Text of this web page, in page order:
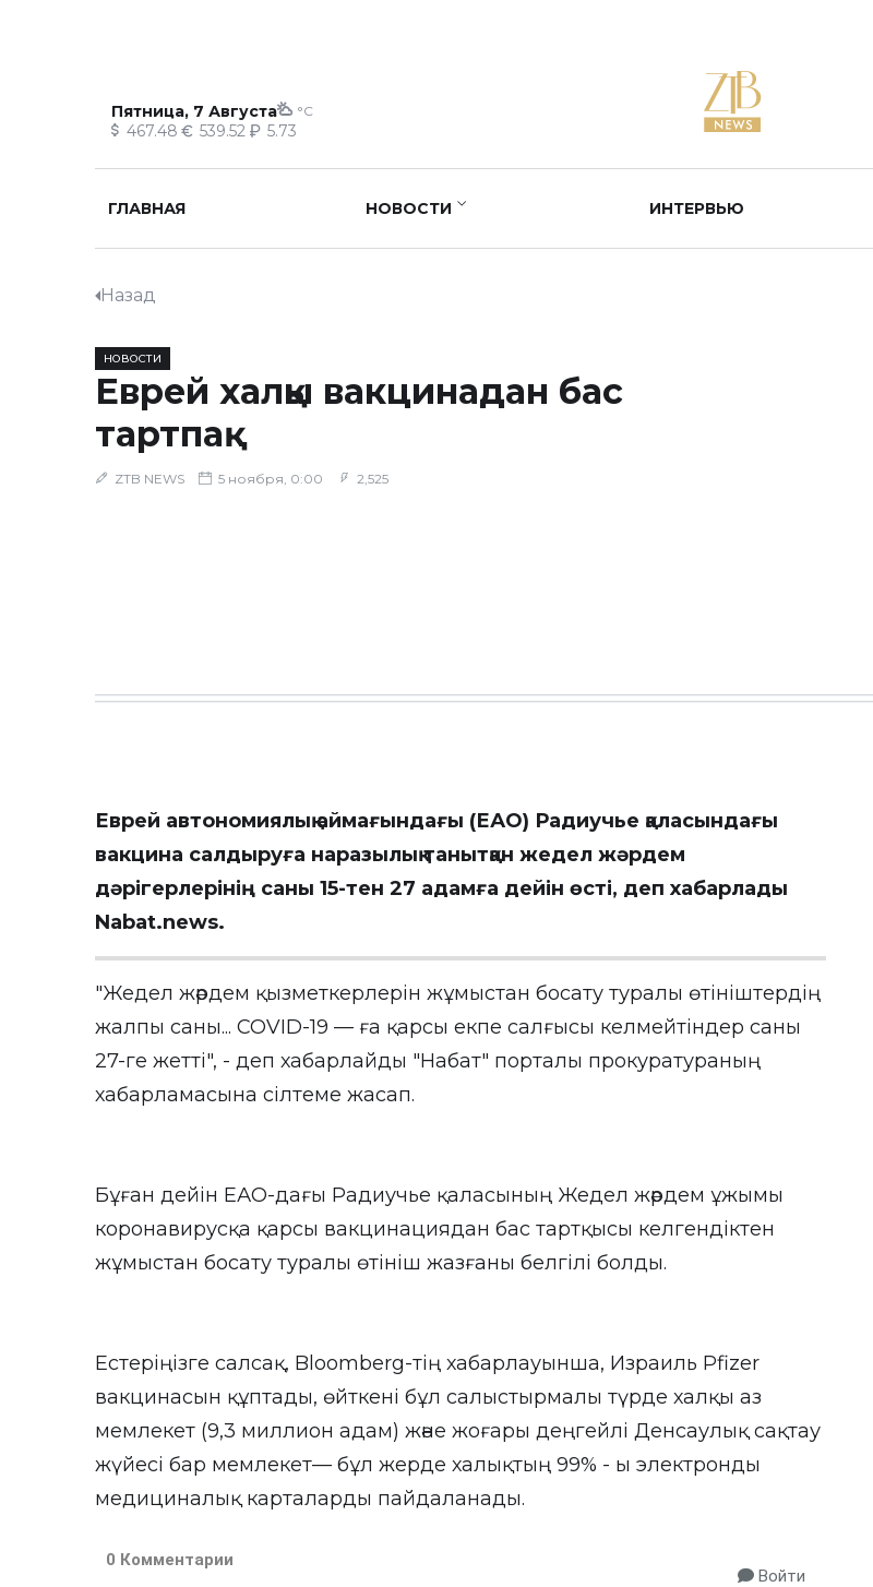
Пятница, 7 Августа °C
467.48 539.52 5.73
ГЛАВНАЯ НОВОСТИ ИНТЕРВЬЮ
Назад
НОВОСТИ
Еврей халқы вакцинадан бас
тартпақ
ZTB NEWS 5 ноября, 0:00 2,525
Еврей автономиялық аймағындағы (ЕАО) Радиучье қаласындағы
вакцина салдыруға наразылық танытқан жедел жәрдем
дәрігерлерінің саны 15-тен 27 адамға дейін өсті, деп хабарлады
Nabat.news.
"Жедел жәрдем қызметкерлерін жұмыстан босату туралы өтініштердің
жалпы саны... COVID-19 — ға қарсы екпе салғысы келмейтіндер саны
27-ге жетті", - деп хабарлайды "Набат" порталы прокуратураның
хабарламасына сілтеме жасап.
Бұған дейін ЕАО-дағы Радиучье қаласының Жедел жәрдем ұжымы
коронавирусқа қарсы вакцинациядан бас тартқысы келгендіктен
жұмыстан босату туралы өтініш жазғаны белгілі болды.
Естеріңізге салсақ, Bloomberg-тің хабарлауынша, Израиль Pfizer
вакцинасын құптады, өйткені бұл салыстырмалы түрде халқы аз
мемлекет (9,3 миллион адам) және жоғары деңгейлі Денсаулық сақтау
жүйесі бар мемлекет— бұл жерде халықтың 99% - ы электронды
медициналық карталарды пайдаланады.
0 Комментарии
Войти